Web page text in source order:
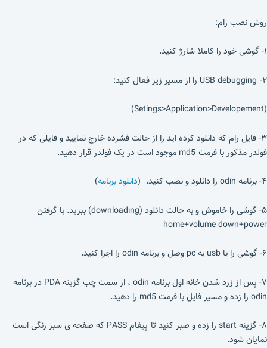
روش نصب رام:
۱- گوشی خود را کاملا شارژ کنید.
۲- USB debugging را از مسیر زیر فعال کنید:
(Setings>Application>Developement)
۳- فایل رام که دانلود کرده اید را از حالت فشرده خارج نمایید و فایلی که در
فولدر مذکور با فرمت md5 موجود است در یک فولدر قرار دهید.
۴- برنامه odin را دانلود و نصب کنید. ( دانلود برنامه)
۵- گوشی را خاموش و به حالت دانلود (downloading) ببرید. با گرفتن
home+volume down+power
۶- گوشی را با usb به pc وصل و برنامه odin را اجرا کنید.
۷- پس از زرد شدن خانه اول برنامه odin ، از سمت چب گزینه PDA در برنامه
odin را زده و مسیر فایل با فرمت md5 را دهید.
۸- گزینه start را زده و صبر کنید تا پیغام PASS که صفحه ی سبز رنگی است
نمایان شود.